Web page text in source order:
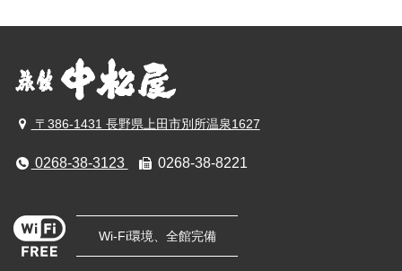
〒386-1431 長野県上田市別所温泉1627
0268-38-3123 0268-38-8221
Wi-Fi環境、全館完備